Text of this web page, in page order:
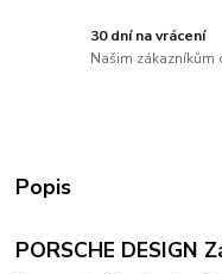
30 dní na vrácení
Našim
Popis
PORSCHE DESIGN